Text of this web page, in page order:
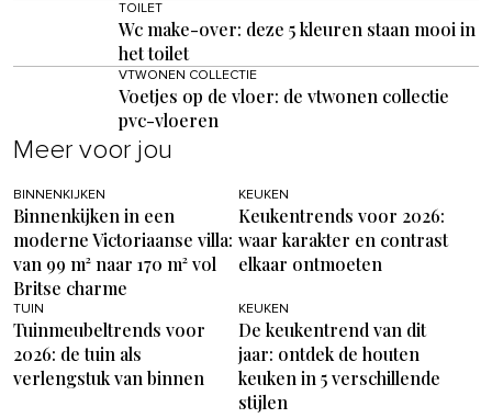
TOILET
Wc make-over: deze 5 kleuren staan mooi in
het toilet
VTWONEN COLLECTIE
Voetjes op de vloer: de vtwonen collectie
pvc-vloeren
Meer voor jou
BINNENKIJKEN
Binnenkijken in een
moderne Victoriaanse villa:
van 99 m² naar 170 m² vol
Britse charme
KEUKEN
Keukentrends voor 2026:
waar karakter en contrast
elkaar ontmoeten
TUIN
Tuinmeubeltrends voor
2026: de tuin als
verlengstuk van binnen
KEUKEN
De keukentrend van dit
jaar: ontdek de houten
keuken in 5 verschillende
stijlen